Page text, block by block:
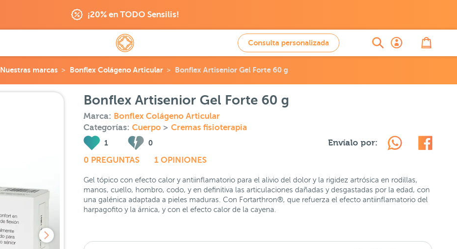
¡20% en TODO Sensilis!
Consulta personalizada
Nuestras marcas Bonflex Colágeno Articular Bonflex Artisenior Gel Forte 60 g
Bonflex Artisenior Gel Forte 60 g
Marca: Bonflex Colágeno Articular
Categorías: Cuerpo > Cremas fisioterapia
1 0
0 PREGUNTAS 1 OPINIONES
Envíalo por:
Gel tópico con efecto calor y antiinflamatorio para el alivio del dolor y la rigidez artrósica en rodillas,
manos, cuello, hombro, codo, y en definitiva las articulaciones dañadas y desgastadas por la edad, con
una galénica adaptada a pieles maduras. Con Fortarthron®, que refuerza el efecto antiinflamatorio del
harpagofito y la árnica, y con el efecto calor de la cayena.